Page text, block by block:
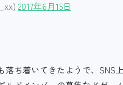
2017年6月15日
落ち着いてきたようで、SNS